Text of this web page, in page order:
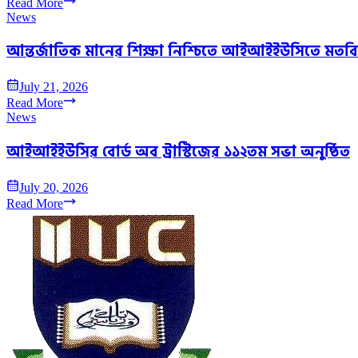
News
আন্তর্জাতিক মানের শিক্ষা নিশ্চিতে আইআইইউসিতে
July 21, 2026
Read More
News
আইআইইউসির বোর্ড অব ট্রাস্টিজের ১১২তম সভা অনুষ্ঠিত
July 20, 2026
Read More